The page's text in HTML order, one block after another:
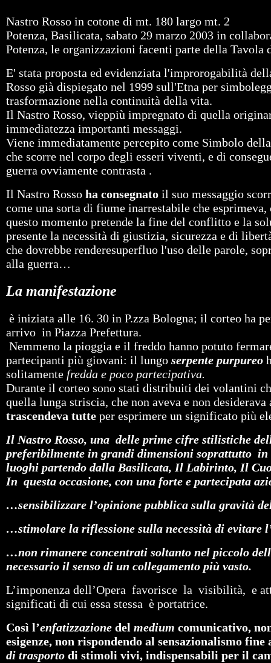
Nastro Rosso in cotone di mt. 180 largo mt. 2
Potenza, Basilicata, sabato 29 marzo 2003 in
Potenza, le organizzazioni facenti parte della
E' stata proposta ed evidenziata l'improrogabilità
Rosso già dispiegato nel 1999 sull'Etna per
trasformazione nella continuità della vita.
Il Nastro Rosso, vieppiù impregnato di quella
immediatezza importanti messaggi.
Viene immediatamente percepito come Simbolo
che scorre nel corpo degli esseri viventi, e di
guerra ovviamente contrasta .
Il Nastro Rosso ha consegnato il suo messaggio
come una sorta di fiume inarrestabile che
questo momento pretende la fine del conflitto e la
presente la necessità di giustizia, sicurezza e di
che dovrebbe renderesuperfluo l'uso delle parole,
alla guerra…
La manifestazione
è iniziata alle 16. 30 in P.zza Bologna; il corteo ha
arrivo in Piazza Prefettura.
Nemmeno la pioggia e il freddo hanno potuto
partecipanti più giovani: il lungo serpente purpureo
solitamente fredda e poco partecipativa.
Durante il corteo sono stati distribuiti dei volantini
quella lunga striscia, che non aveva e non
trascendeva tutte per esprimere un significato più
Il Nastro Rosso, una delle prime cifre stilistiche
preferibilmente in grandi dimensioni soprattutto
luoghi partendo dalla Basilicata, Il Labirinto, Il
In questa occasione, con una forte e partecipata
…sensibilizzare l’opinione pubblica sulla gravità
…stimolare la riflessione sulla necessità di evitare
…non rimanere concentrati soltanto nel piccolo
necessario il senso di un collegamento più vasto.
L’imponenza dell’Opera favorisce la visibilità, e
significati di cui essa stessa è portatrice.
Così l’enfatizzazione del medium comunicativo,
esigenze, non rispondendo al sensazionalismo
di trasporto di stimoli vivi, indispensabili per il